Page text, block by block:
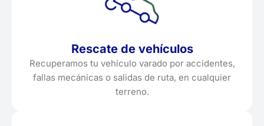
Rescate de vehículos
Recuperamos tu vehículo varado por accidentes,
fallas mecánicas o salidas de ruta, en cualquier
terreno.